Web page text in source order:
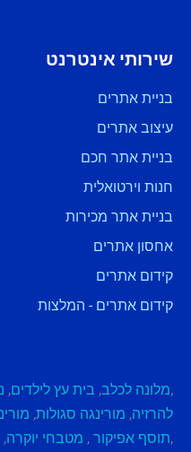
שירותי אינטרנט
בניית אתרים
עיצוב אתרים
בניית אתר חכם
חנות וירטואלית
בניית אתר מכירות
אחסון אתרים
קידום אתרים
קידום אתרים - המלצות
,מלונה לכלב, בית עץ לילדים,
להרזיה, מורינגה סגולות,
,תוסף אפיקור , מטבחי יוקרה,